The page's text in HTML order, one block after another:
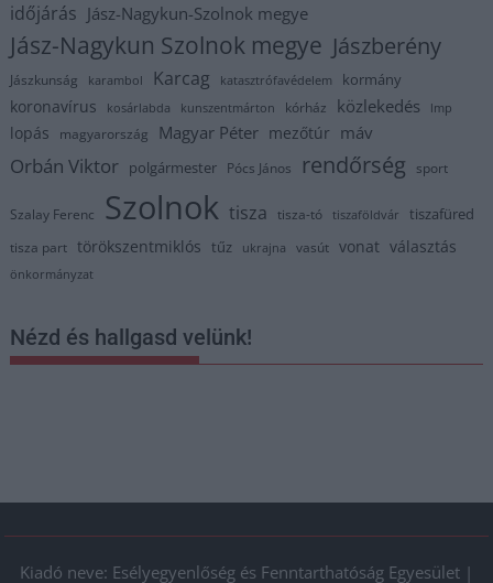
időjárás Jász-Nagykun-Szolnok megye
Jász-Nagykun Szolnok megye Jászberény
Jászkunság karambol Karcag katasztrófavédelem kormány
koronavírus kosárlabda kunszentmárton kórház közlekedés lmp
lopás magyarország Magyar Péter mezőtúr máv
Orbán Viktor polgármester Pócs János rendőrség sport
Szalay Ferenc Szolnok tisza tisza-tó tiszaföldvár tiszafüred
tisza part törökszentmiklós tűz ukrajna vasút vonat választás
önkormányzat
Nézd és hallgasd velünk!
Kiadó neve: Esélyegyenlőség és Fenntarthatóság Egyesület |